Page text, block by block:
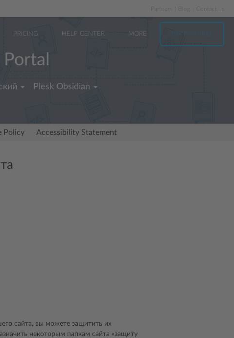
Partners
PRICING HELP CENTER MORE TRY FOR FREE
Plesk Obsidian
Policy Accessibility Statement
сайта, вы можете защитить их
некоторым папкам сайта «защиту